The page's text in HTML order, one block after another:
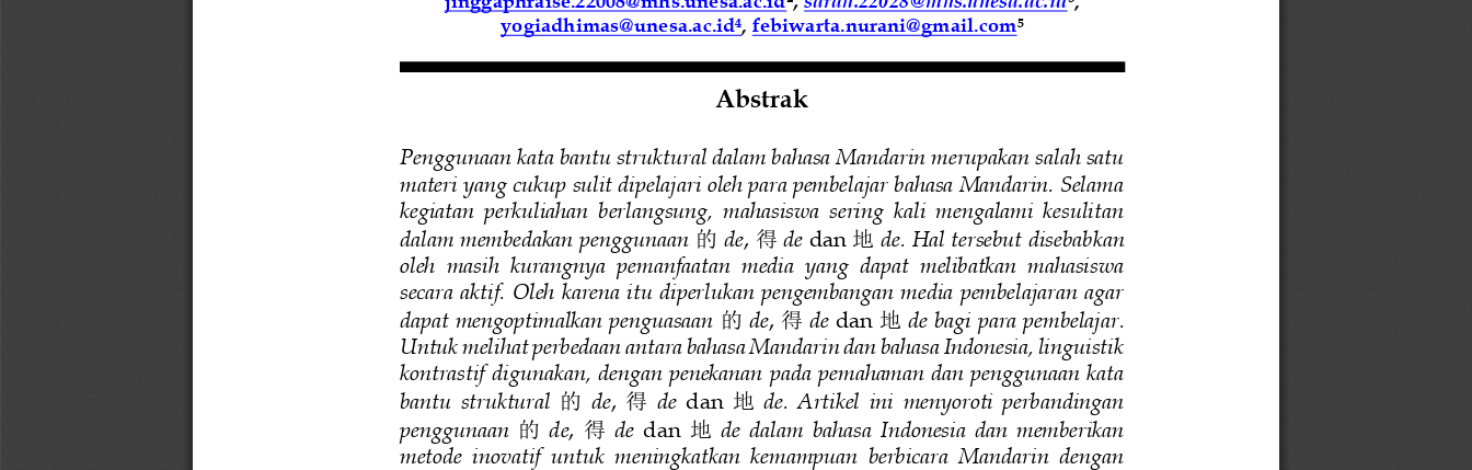
yogiadhimas@unesa.ac.id4 febiwarta.nurani@gmail.com5
Abstrak
Penggunaan kata bantu struktural dalam bahasa Mandarin merupakan salah satu
materi yang cukup sulit dipelajari oleh para pembelajar bahasa Mandarin. Selama
kegiatan  perkuliahan  berlangsung,  mahasiswa  sering  kali  mengalami  kesulitan
dalam membedakan penggunaan 的 de, 得 de dan 地 de. Hal tersebut disebabkan
oleh  masih  kurangnya  pemanfaatan  media  yang  dapat  melibatkan  mahasiswa
secara aktif. Oleh karena itu diperlukan pengembangan media pembelajaran agar
dapat mengoptimalkan penguasaan 的 de, 得 de dan 地 de bagi para pembelajar.
Untuk melihat perbedaan antara bahasa Mandarin dan bahasa Indonesia, linguistik
kontrastif digunakan, dengan penekanan  pada pemahaman dan penggunaan kata
bantu  struktural 的 de, 得 de dan 地 de.  Artikel  ini  menyoroti  perbandingan
penggunaan 的 de, 得 de dan 地 de  dalam  bahasa  Indonesia  dan  memberikan
metode  inovatif  untuk  meningkatkan  kemampuan  berbicara  Mandarin  dengan